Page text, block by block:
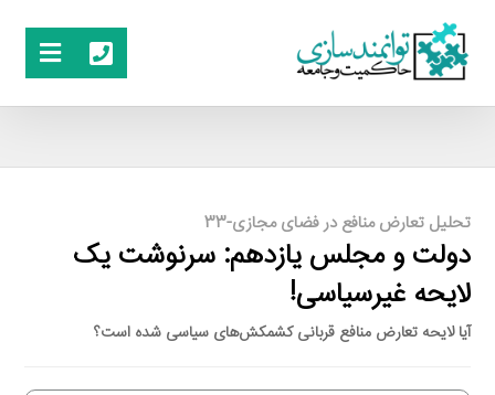
تحلیل تعارض منافع در فضای مجازی-33
دولت و مجلس یازدهم: سرنوشت یک
لایحه غیرسیاسی!
آیا لایحه تعارض منافع قربانی کشمکش‌های سیاسی شده است؟